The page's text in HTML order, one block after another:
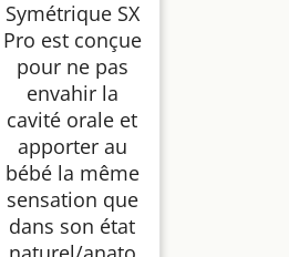
Symétrique SX
Pro est conçue
pour ne pas
envahir la
cavité orale et
apporter au
bébé la même
sensation que
dans son état